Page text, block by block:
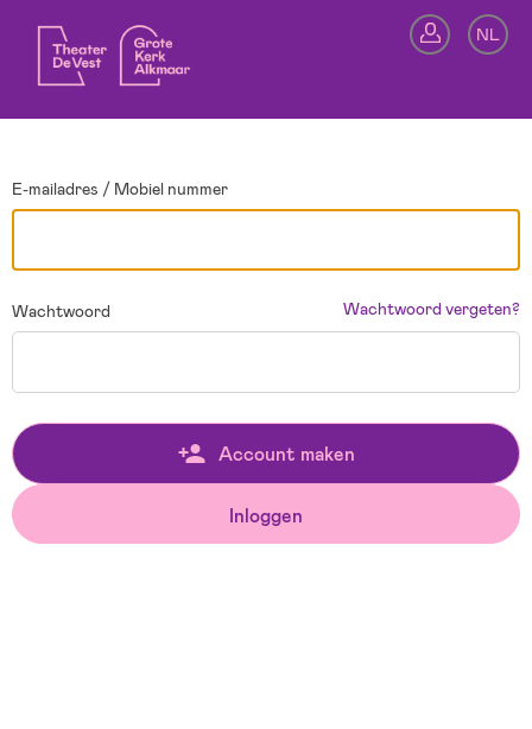
NL
E-mailadres / Mobiel nummer
Wachtwoord Wachtwoord vergeten?
Account maken
Inloggen